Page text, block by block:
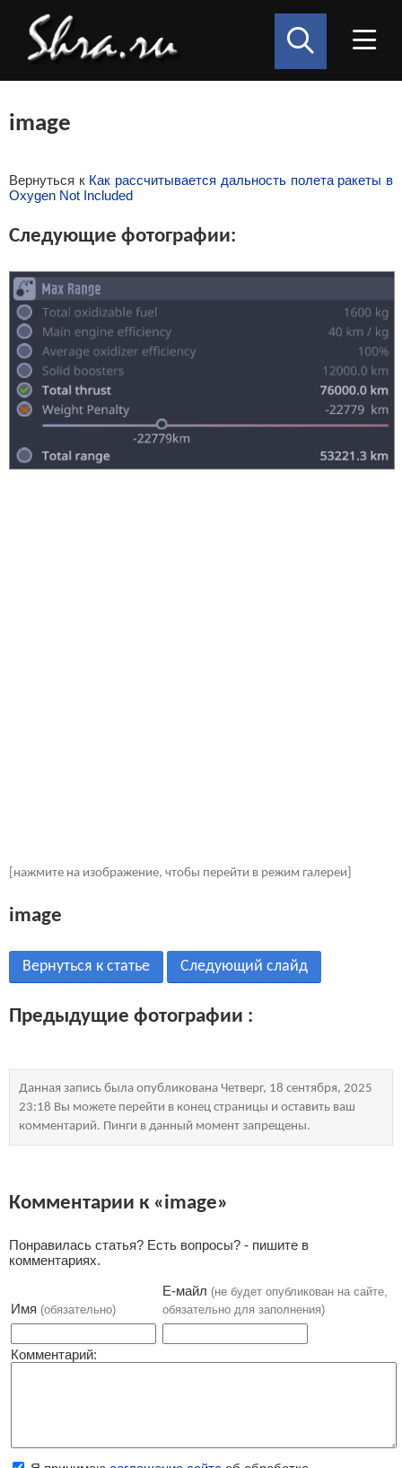
image
Вернуться к Как рассчитывается дальность полета ракеты в
Oxygen Not Included
Следующие фотографии:
[нажмите на изображение, чтобы перейти в режим галереи]
image
Вернуться к статье Следующий слайд
Предыдущие фотографии :
Данная запись была опубликована Четверг, 18 сентября, 2025
23:18 Вы можете перейти в конец страницы и оставить ваш
комментарий. Пинги в данный момент запрещены.
Комментарии к «image»
Понравилась статья? Есть вопросы? - пишите в
комментариях.
Имя (обязательно)
Е-майл (не будет опубликован на сайте,
обязательно для заполнения)
Комментарий: